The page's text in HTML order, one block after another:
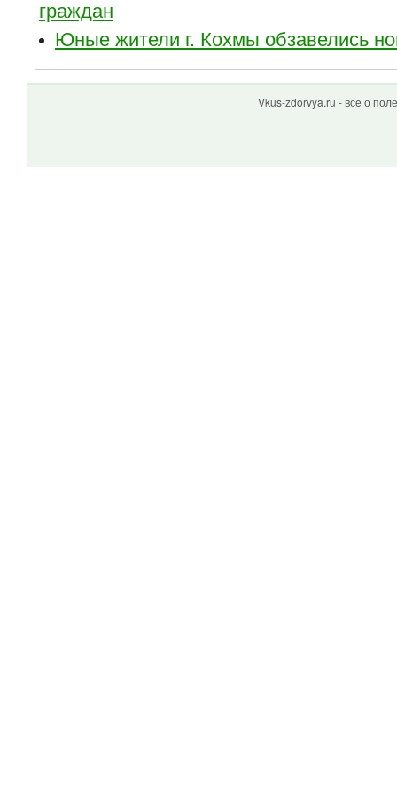
граждан
Юные жители г. Кохмы обзавелись
Vkus-zdorvya.ru - все о